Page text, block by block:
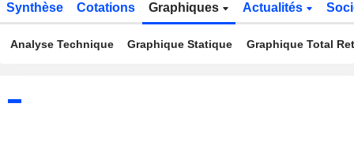
Synthèse Cotations Graphiques Actualités
Analyse Technique Graphique Statique Graphique Total